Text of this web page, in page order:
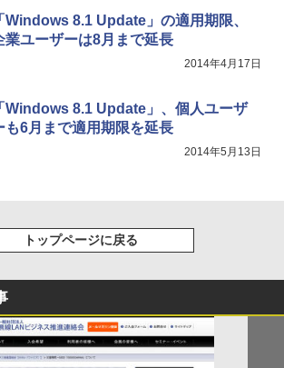
Windows 8.1 Update」の適用期限、
業ユーザーは8月まで延長
2014年4月17日
Windows 8.1 Update」、個人ユーザ
も6月まで適用期限を延長
2014年5月13日
トップページに戻る